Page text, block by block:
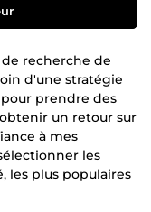
recherche de
d'une stratégie
pour prendre des
un retour sur
à mes
les
les plus populaires